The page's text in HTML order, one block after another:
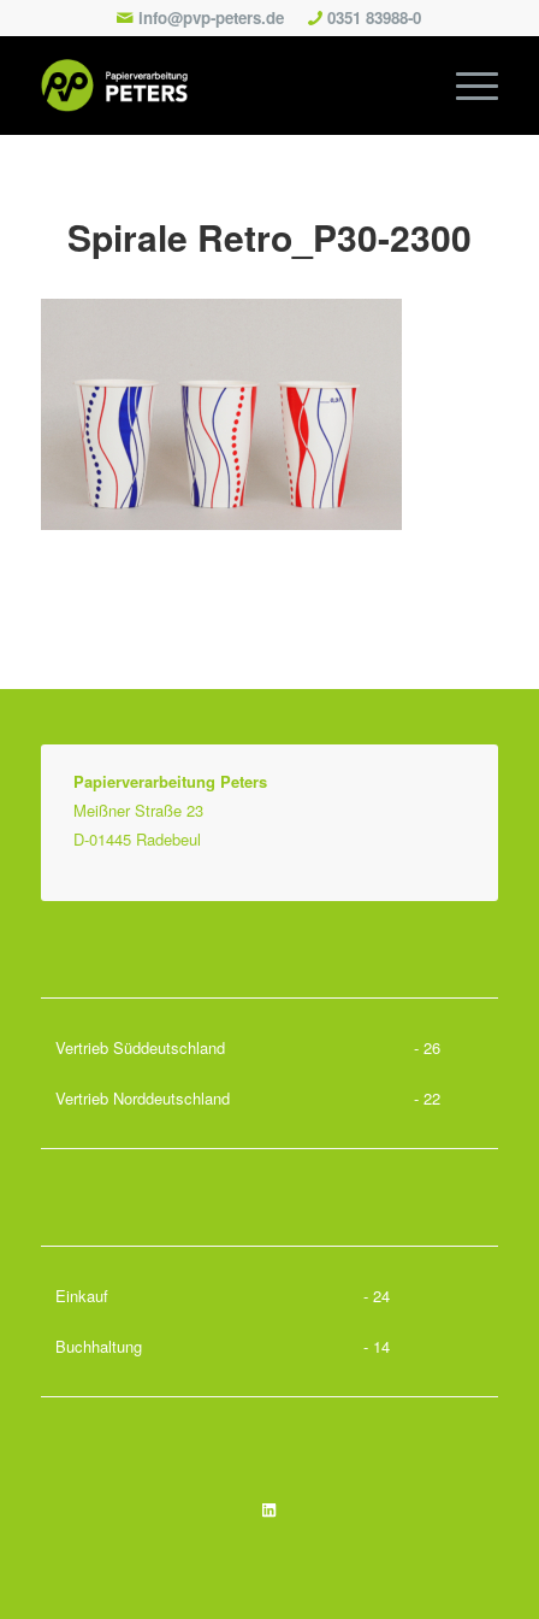
info@pvp-peters.de 0351 83988-0
Spirale Retro_P30-2300
Papierverarbeitung Peters
Meißner Straße 23
D-01445 Radebeul
Vertrieb Süddeutschland - 26
Vertrieb Norddeutschland - 22
Einkauf - 24
Buchhaltung - 14
LinkedIn